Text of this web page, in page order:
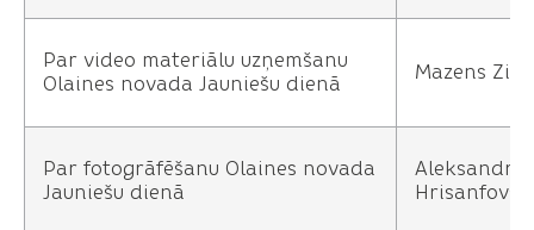
Par video materiālu uzņemšanu
Olaines novada Jauniešu dienā
Mazens
Par fotogrāfēšanu Olaines novada
Jauniešu dienā
Aleksandrs
Hrisanfovs